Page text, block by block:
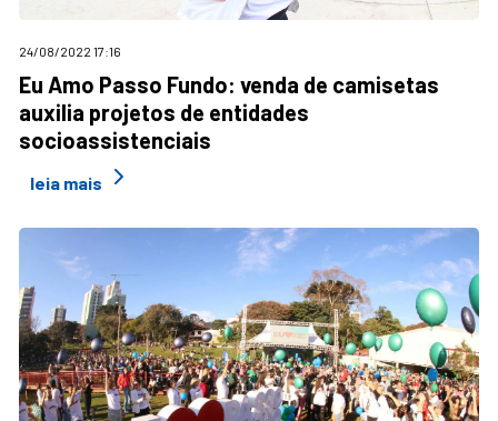
24/08/2022 17:16
Eu Amo Passo Fundo: venda de camisetas
auxilia projetos de entidades
socioassistenciais
leia mais